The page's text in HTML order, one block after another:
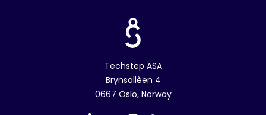
Techstep ASA
Brynsallèen 4
0667 Oslo, Norway